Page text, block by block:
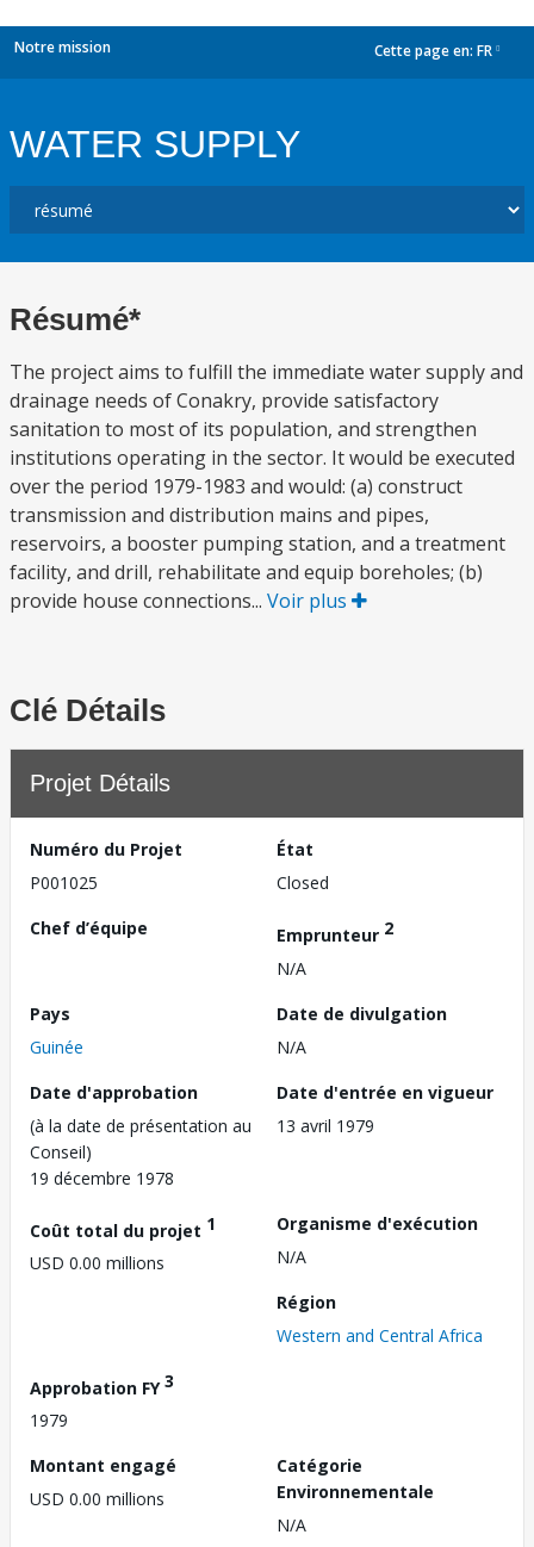
Notre mission Cette page en: FR
WATER SUPPLY
Résumé*
The project aims to fulfill the immediate water supply and
drainage needs of Conakry, provide satisfactory
sanitation to most of its population, and strengthen
institutions operating in the sector. It would be executed
over the period 1979-1983 and would: (a) construct
transmission and distribution mains and pipes,
reservoirs, a booster pumping station, and a treatment
facility, and drill, rehabilitate and equip boreholes; (b)
provide house connections... Voir plus
Clé Détails
Projet Détails
Numéro du Projet
P001025
État
Closed
Chef d’équipe
Emprunteur 2
N/A
Pays
Guinée
Date de divulgation
N/A
Date d'approbation
(à la date de présentation au
Conseil)
19 décembre 1978
Date d'entrée en vigueur
13 avril 1979
Coût total du projet 1
USD 0.00 millions
Organisme d'exécution
N/A
Région
Western and Central Africa
Approbation FY3
1979
Montant engagé
USD 0.00 millions
Catégorie
Environnementale
N/A